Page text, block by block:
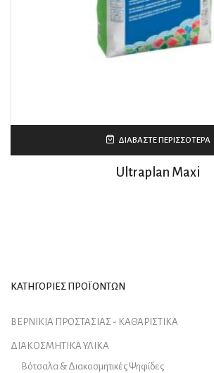
ΔΙΑΒΆΣΤΕ ΠΕΡΙΣΣΌΤΕΡΑ
Ultraplan Maxi
ΚΑΤΗΓΟΡΙΕΣ ΠΡΟΪΟΝΤΩΝ
ΒΕΡΝΙΚΙΑ ΠΡΟΣΤΑΣΙΑΣ - ΚΑΘΑΡΙΣΤΙΚΑ
ΔΙΑΚΟΣΜΗΤΙΚΑ ΥΛΙΚΑ
Βότσαλα & Διακοσμητικές Ψηφίδες